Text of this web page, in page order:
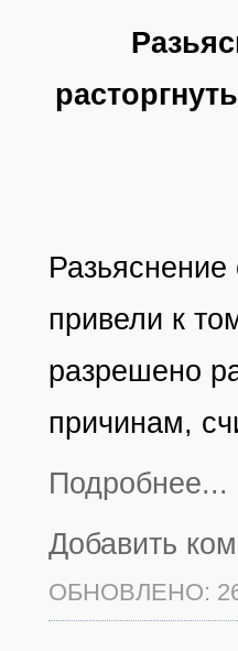
привели к
разрешено
причинам,
Подробнее...
Добавить
ОБНОВЛЕНО: